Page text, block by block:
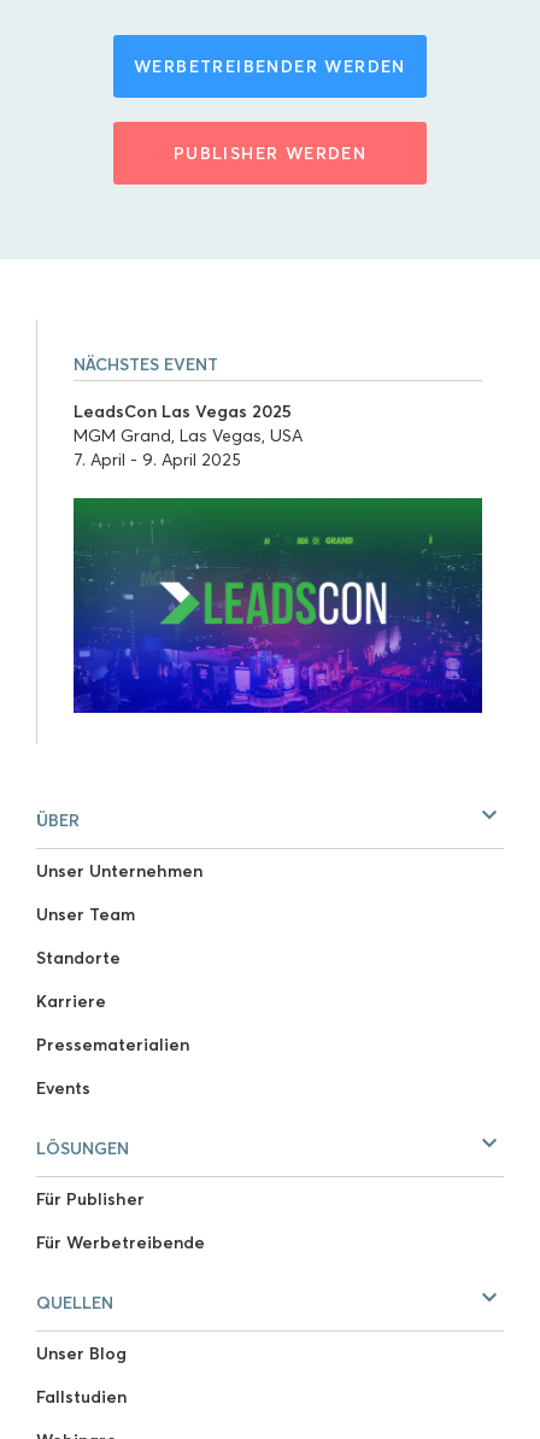
WERBETREIBENDER WERDEN
PUBLISHER WERDEN
ÜBER
Unser Unternehmen
Unser Team
Standorte
Karriere
Pressematerialien
Events
LÖSUNGEN
Für Publisher
Für Werbetreibende
QUELLEN
Unser Blog
Fallstudien
NÄCHSTES EVENT
LeadsCon Las Vegas 2025
MGM Grand, Las Vegas, USA
7. April - 9. April 2025